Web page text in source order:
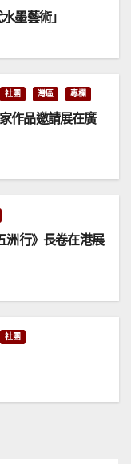
墨藝術」
社團 灣區 專欄
作品邀請展在廣
洲行》長卷在港展
社團